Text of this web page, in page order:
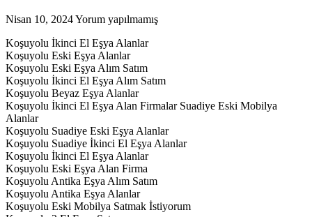
Nisan 10, 2024Yorum yapılmamış
Koşuyolu İkinci El Eşya Alanlar
Koşuyolu Eski Eşya Alanlar
Koşuyolu Eski Eşya Alım Satım
Koşuyolu İkinci El Eşya Alım Satım
Koşuyolu Beyaz Eşya Alanlar
Koşuyolu İkinci El Eşya Alan Firmalar Suadiye Eski Mobilya
Alanlar
Koşuyolu Suadiye Eski Eşya Alanlar
Koşuyolu Suadiye İkinci El Eşya Alanlar
Koşuyolu İkinci El Eşya Alanlar
Koşuyolu Eski Eşya Alan Firma
Koşuyolu Antika Eşya Alım Satım
Koşuyolu Antika Eşya Alanlar
Koşuyolu Eski Mobilya Satmak İstiyorum